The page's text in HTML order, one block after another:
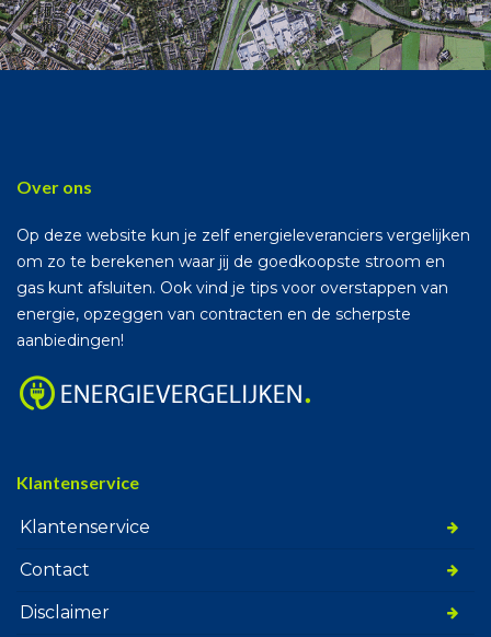
Over ons
Op deze website kun je zelf energieleveranciers vergelijken
om zo te berekenen waar jij de goedkoopste stroom en
gas kunt afsluiten. Ook vind je tips voor overstappen van
energie, opzeggen van contracten en de scherpste
aanbiedingen!
Klantenservice
Klantenservice
Contact
Disclaimer